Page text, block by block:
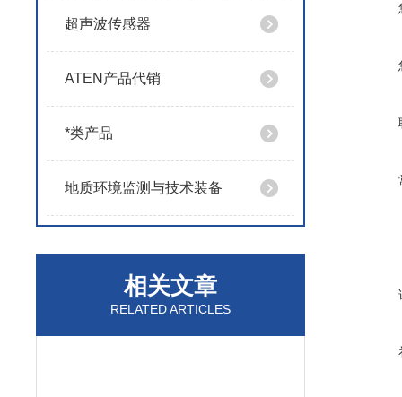
超声波传感器
ATEN产品代销
*类产品
地质环境监测与技术装备
相关文章
RELATED ARTICLES